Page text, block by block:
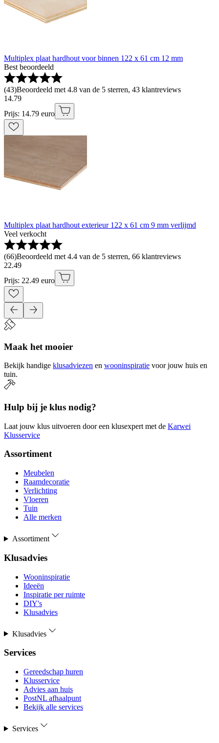
Multiplex plaat hardhout voor binnen 122 x 61 cm 12 mm
Best beoordeeld
(43)Beoordeeld met 4.8 van de 5 sterren, 43 klantreviews
14.79
Prijs: 14.79 euro
Multiplex plaat hardhout exterieur 122 x 61 cm 9 mm verlijmd
Veel verkocht
(66)Beoordeeld met 4.4 van de 5 sterren, 66 klantreviews
22.49
Prijs: 22.49 euro
Maak het mooier
Bekijk handige klusadviezen en wooninspiratie voor jouw huis en
tuin.
Hulp bij je klus nodig?
Laat jouw klus uitvoeren door een klusexpert met de Karwei
Klusservice
Assortiment
Meubelen
Raamdecoratie
Verlichting
Vloeren
Tuin
Alle merken
Assortiment
Klusadvies
Wooninspiratie
Ideeën
Inspiratie per ruimte
DIY's
Klusadvies
Klusadvies
Services
Gereedschap huren
Klusservice
Advies aan huis
PostNL afhaalpunt
Bekijk alle services
Services